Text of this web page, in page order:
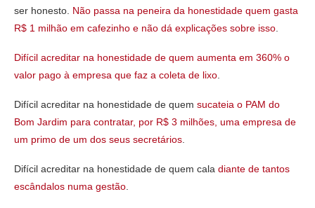
ser honesto. Não passa na peneira da honestidade quem gasta
R$ 1 milhão em cafezinho e não dá explicações sobre isso.
Difícil acreditar na honestidade de quem aumenta em 360% o
valor pago à empresa que faz a coleta de lixo.
Difícil acreditar na honestidade de quem sucateia o PAM do
Bom Jardim para contratar, por R$ 3 milhões, uma empresa de
um primo de um dos seus secretários.
Difícil acreditar na honestidade de quem cala diante de tantos
escândalos numa gestão.